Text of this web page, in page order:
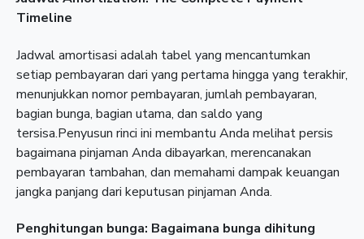
Timeline
Jadwal amortisasi adalah tabel yang mencantumkan
setiap pembayaran dari yang pertama hingga yang terakhir,
menunjukkan nomor pembayaran, jumlah pembayaran,
bagian bunga, bagian utama, dan saldo yang
tersisa.Penyusun rinci ini membantu Anda melihat persis
bagaimana pinjaman Anda dibayarkan, merencanakan
pembayaran tambahan, dan memahami dampak keuangan
jangka panjang dari keputusan pinjaman Anda.
Penghitungan bunga: Bagaimana bunga dihitung